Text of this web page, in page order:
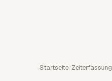
Startseite/Zeiterfassung